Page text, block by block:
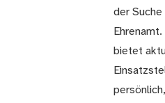
der Suche
bietet